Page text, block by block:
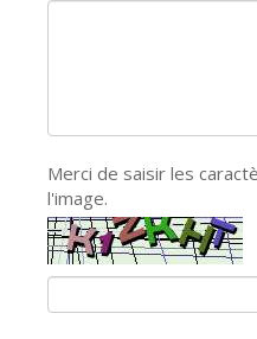
Merci de saisir les
l'image.